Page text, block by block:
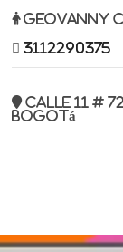
Geovanny
3112290375
Calle 11 #
Bogotá